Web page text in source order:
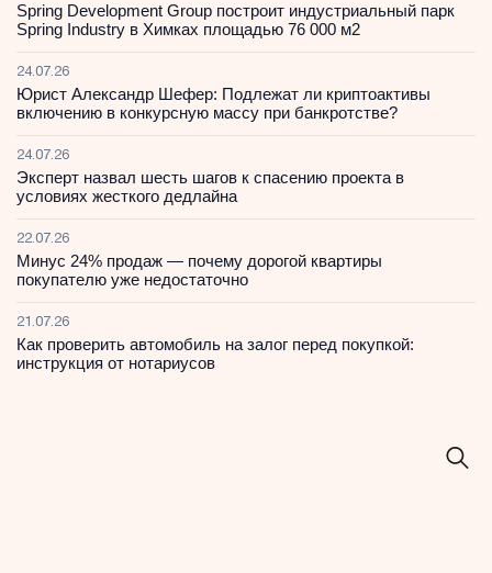
Spring Development Group построит индустриальный парк
Spring Industry в Химках площадью 76 000 м2
24.07.26
Юрист Александр Шефер: Подлежат ли криптоактивы
включению в конкурсную массу при банкротстве?
24.07.26
Эксперт назвал шесть шагов к спасению проекта в
условиях жесткого дедлайна
22.07.26
Минус 24% продаж — почему дорогой квартиры
покупателю уже недостаточно
21.07.26
Как проверить автомобиль на залог перед покупкой:
инструкция от нотариусов